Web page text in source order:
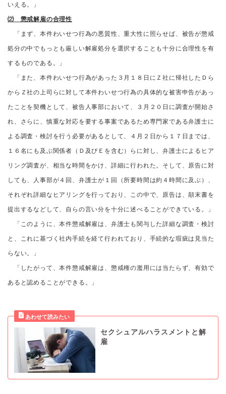
いえる。」
⑵ 懲戒解雇の合理性
「まず、本件わいせつ行為の悪質性、重大性に照らせば、被告が懲戒
処分の中でもっとも厳しい解雇処分を選択することも十分に合理性を有
するものである。」
「また、本件わいせつ行為があった３月１８日にＺ社に帰社したＤら
からＺ社の上司らに対して本件わいせつ行為の具体的な被害申告があっ
たことを契機として、被告人事部において、３月２０日に調査が開始さ
れ、さらに、慎重な対応を要する事案であるため専門家である弁護士に
よる調査・検討を行う必要があるとして、４月２日から１７日までは、
１６名にも及ぶ関係者（Ｄ及びＥを含む）らに対し、弁護士によるヒア
リング調査が、相当な時間をかけ、詳細に行われた。そして、原告に対
しても、人事部が４回、弁護士が１回（所要時間は約４時間に及ぶ）、
それぞれ詳細なヒアリングを行っており、この中で、原告は、顛末書を
提出するなどして、自らの言い分を十分に述べることができている。」
「このように、本件懲戒解雇は、弁護士も関与した詳細な調査・検討
と、これに基づく社内手続を経て行われており、手続的な瑕疵は見当た
らない。」
「したがって、本件懲戒解雇は、懲戒権の濫用には当たらず、有効で
あると認めることができる。」
セクシュアルハラスメントと解
雇